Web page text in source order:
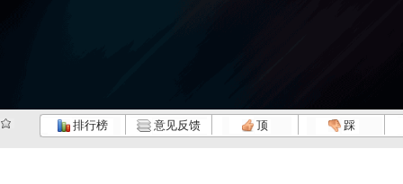
排行榜 意见反馈 顶 踩